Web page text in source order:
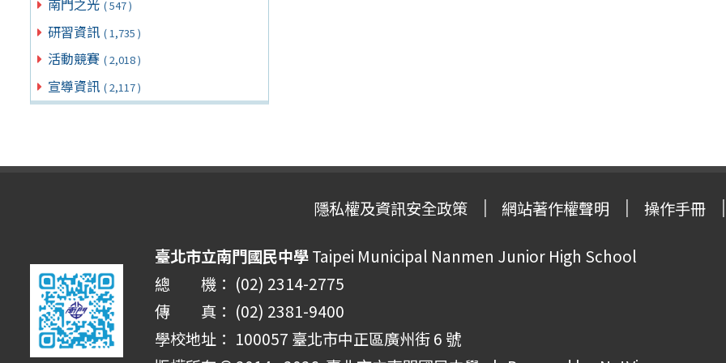
南門之光 ( 547 )
研習資訊 ( 1,735 )
活動競賽 ( 2,018 )
宣導資訊 ( 2,117 )
隱私權及資訊安全政策 網站著作權聲明 操作手冊
臺北市立南門國民中學Taipei Municipal Nanmen Junior High School
總 機： (02) 2314-2775
傳 真： (02) 2381-9400
學校地址： 100057 臺北市中正區廣州街 6 號